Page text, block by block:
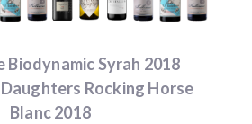
Biodynamic Syrah 2018
Rocking Horse
Blanc 2018